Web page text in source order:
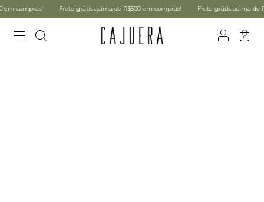
compras! Frete grátis acima de R$500 em compras! Frete grátis acima de
0